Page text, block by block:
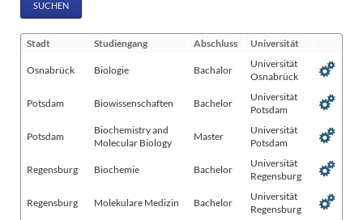
SUCHEN
Stadt Studiengang Abschluss Universität
Osnabrück Biologie Bachalor
Universität
Osnabrück
Potsdam Biowissenschaften Bachelor
Universität
Potsdam
Potsdam
Biochemistry and
Molecular Biology
Master
Universität
Potsdam
Regensburg Biochemie Bachelor
Universität
Regensburg
Regensburg Molekulare Medizin Bachelor
Universität
Regensburg